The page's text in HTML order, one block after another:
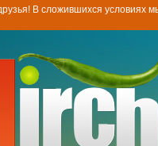
В сложившихся условиях